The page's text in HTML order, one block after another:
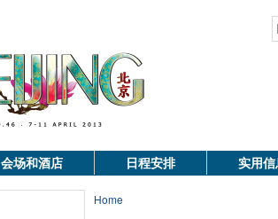
会场和酒店 日程安排 实用
Home